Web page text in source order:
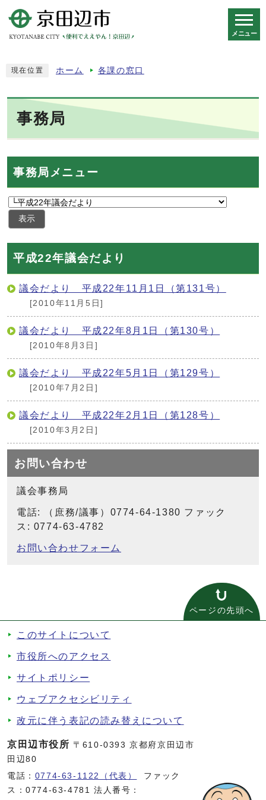
メニュー
現在位置 ホーム 各課の窓口
事務局
事務局メニュー
表示
平成22年議会だより
議会だより 平成22年11月1日（第131号）
[2010年11月5日]
議会だより 平成22年8月1日（第130号）
[2010年8月3日]
議会だより 平成22年5月1日（第129号）
[2010年7月2日]
議会だより 平成22年2月1日（第128号）
[2010年3月2日]
お問い合わせ
議会事務局
電話: （庶務/議事）0774-64-1380 ファック
ス: 0774-63-4782
お問い合わせフォーム
ページの先頭へ
このサイトについて
市役所へのアクセス
サイトポリシー
ウェブアクセシビリティ
改元に伴う表記の読み替えについて
京田辺市役所 〒610-0393 京都府京田辺市
田辺80
電話： 0774-63-1122（代表）
ファック
ス：0774-63-4781 法人番号：